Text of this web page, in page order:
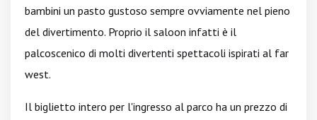
bambini un pasto gustoso sempre ovviamente nel pieno
del divertimento. Proprio il saloon infatti è il
palcoscenico di molti divertenti spettacoli ispirati al far
west.
Il biglietto intero per l'ingresso al parco ha un prezzo di